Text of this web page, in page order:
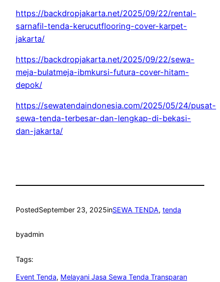
https://backdropjakarta.net/2025/09/22/rental-
sarnafil-tenda-kerucutflooring-cover-karpet-
jakarta/
https://backdropjakarta.net/2025/09/22/sewa-
meja-bulatmeja-ibmkursi-futura-cover-hitam-
depok/
https://sewatendaindonesia.com/2025/05/24/pusat-
sewa-tenda-terbesar-dan-lengkap-di-bekasi-
dan-jakarta/
PostedSeptember 23, 2025inSEWA TENDA, tenda
byadmin
Tags:
Event Tenda, Melayani Jasa Sewa Tenda Transparan